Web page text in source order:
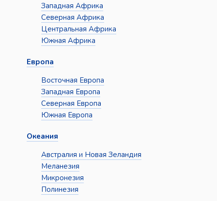
Западная Африка
Северная Африка
Центральная Африка
Южная Африка
Европа
Восточная Европа
Западная Европа
Северная Европа
Южная Европа
Океания
Австралия и Новая Зеландия
Меланезия
Микронезия
Полинезия